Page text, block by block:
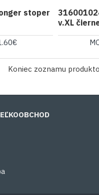
stoper
v.XL
Koniec zoznamu